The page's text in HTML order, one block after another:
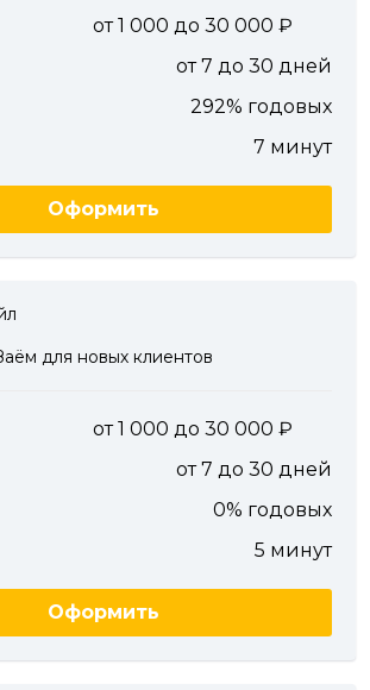
от 1 000 до 30 000
от 7 до 30 дней
292% годовых
7 минут
Оформить
для новых клиентов
от 1 000 до 30 000
от 7 до 30 дней
0% годовых
5 минут
Оформить